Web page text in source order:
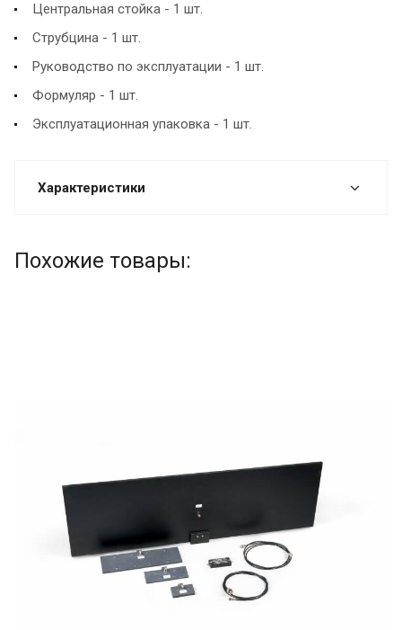
Центральная стойка - 1 шт.
Струбцина - 1 шт.
Руководство по эксплуатации - 1 шт.
Формуляр - 1 шт.
Эксплуатационная упаковка - 1 шт.
Характеристики
Похожие товары: